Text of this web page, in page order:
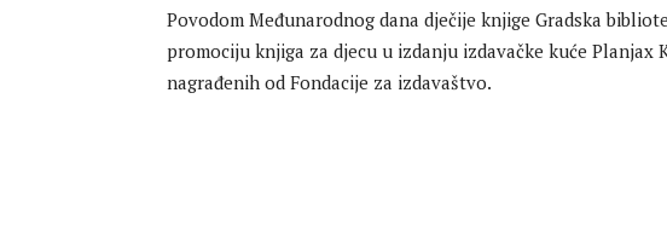
Povodom Međunarodnog dana dječije knjige Gradska
promociju knjiga za djecu u izdanju izdavačke kuće Planjax
nagrađenih od Fondacije za izdavaštvo.